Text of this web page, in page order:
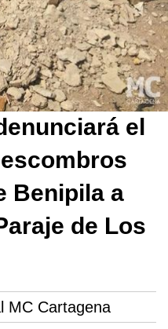
el
Benipila a
de Los
MC Cartagena